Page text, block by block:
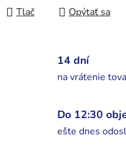
Tlač Opýtať sa
14 dní
na vrátenie
Do 12:30
ešte dnes